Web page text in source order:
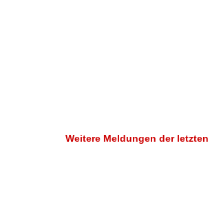
Weitere Meldungen der letzten